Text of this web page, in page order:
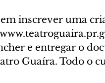
inscrever uma
e entregar o
Guaíra. Todo o